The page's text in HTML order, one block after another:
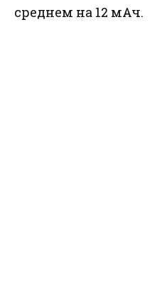
среднем на 12 мАч.